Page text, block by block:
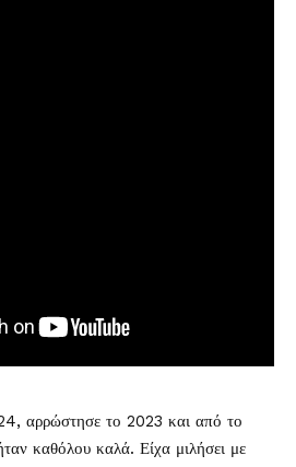
αρρώστησε το 2023 και από το
καθόλου καλά. Είχα μιλήσει με